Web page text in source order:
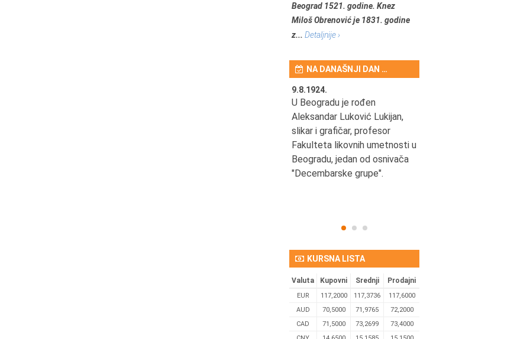
Beograd 1521. godine. Knez
Miloš Obrenović je 1831. godine
z... Detaljnije ›
NA DANAŠNJI DAN …
9.8.1924.
U Beogradu je rođen
Aleksandar Luković Lukijan,
slikar i grafičar, profesor
Fakulteta likovnih umetnosti u
Beogradu, jedan od osnivača
"Decembarske grupe".
KURSNA LISTA
Valuta Kupovni Srednji Prodajni
EUR 117,2000 117,3736
117,6000
AUD
70,5000 71,9765
72,2000
CAD
71,5000 73,2699
73,4000